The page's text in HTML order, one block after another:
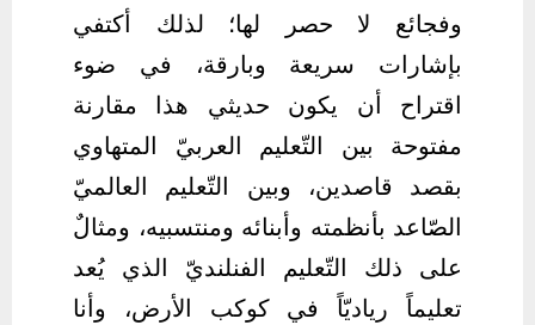
وفجائع لا حصر لها؛ لذلك أكتفي
بإشارات سريعة وبارقة، في ضوء
اقتراح أن يكون حديثي هذا مقارنة
مفتوحة بين التّعليم العربيّ المتهاوي
بقصد قاصدين، وبين التّعليم العالميّ
الصّاعد بأنظمته وأبنائه ومنتسبيه، ومثالٌ
على ذلك التّعليم الفنلنديّ الذي يُعد
تعليماً رياديّاً في كوكب الأرض، وأنا